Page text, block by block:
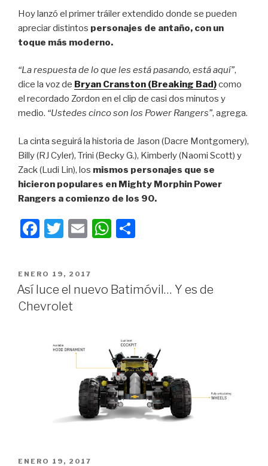
Hoy lanzó el primer tráiler extendido donde se pueden
apreciar distintos personajes de antaño, con un
toque más moderno.
“La respuesta de lo que les está pasando, está aquí”,
dice la voz de Bryan Cranston (Breaking Bad)como
el recordado Zordon en el clip de casi dos minutos y
medio. “Ustedes cinco son los Power Rangers”, agrega.
La cinta seguirá la historia de Jason (Dacre Montgomery),
Billy (RJ Cyler), Trini (Becky G.), Kimberly (Naomi Scott) y
Zack (Ludi Lin), los mismos personajes que se
hicieron populares en Mighty Morphin Power
Rangers a comienzo de los 90.
F
c
e
b
T
tt
er
E
ail
W
s
p
p
PUBLICADO
EN
ENERO 19, 2017
Así luce el nuevo Batimóvil… Y es de
Chevrolet
PUBLICADO
ENERO 19, 2017